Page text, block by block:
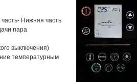
Нижняя часть
пара
выключения)
температурным